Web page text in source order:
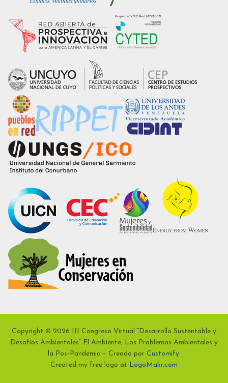
Copyright © 2026 III Congreso Virtual “Desarrollo Sustentable y
Desafíos Ambientales” El Ambiente, Los Problemas Ambientales y
la Pos-Pandemia – Creado por Customify.
Created my free logo at LogoMakr.com